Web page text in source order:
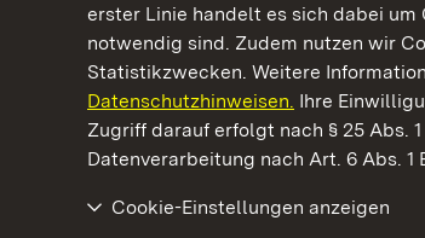
erster Linie handelt es sich dabei
notwendig sind. Zudem nutzen wir
Statistikzwecken. Weitere
Datenschutzhinweisen. Ihre
Zugriff darauf erfolgt nach § 25 Abs.
Datenverarbeitung nach Art. 6 Abs. 1
Cookie-Einstellungen anzeigen
Kommen. Staunen. Genießen.